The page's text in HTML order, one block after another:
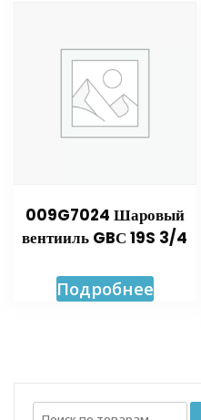
009G7024 Шаровый
вентииль GBС 19S 3/4
Подробнее
Искать: